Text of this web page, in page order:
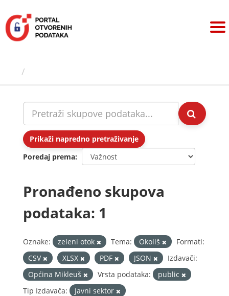
sadržaj
Prikaži napredno pretraživanje
Poredaj prema
Pronađeno skupova
podataka: 1
Oznake: zeleni otok Tema: Okoliš
Formati:
CSV
XLSX PDF JSON
Izdavači:
Općina Mikleuš
Vrsta podataka:
public
Tip Izdavača:
Javni sektor